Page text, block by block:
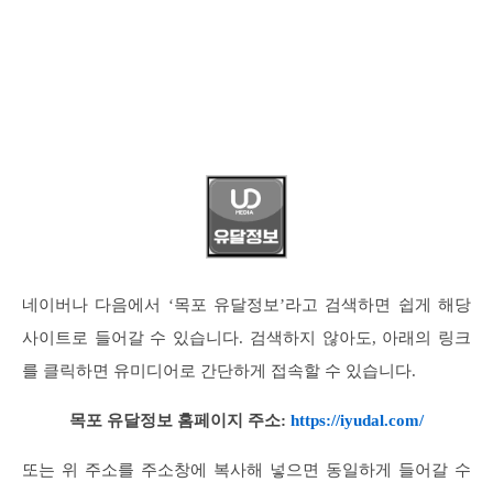
네이버나 다음에서 ‘목포 유달정보’라고 검색하면 쉽게 해당
사이트로 들어갈 수 있습니다. 검색하지 않아도, 아래의 링크
를 클릭하면 유미디어로 간단하게 접속할 수 있습니다.
목포 유달정보 홈페이지 주소: https://iyudal.com/
또는 위 주소를 주소창에 복사해 넣으면 동일하게 들어갈 수